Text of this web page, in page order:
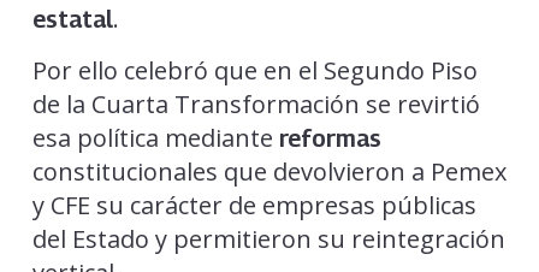
estatal.
Por ello celebró que en el Segundo Piso
de la Cuarta Transformación se revirtió
esa política mediante reformas
constitucionales que devolvieron a Pemex
y CFE su carácter de empresas públicas
del Estado y permitieron su reintegración